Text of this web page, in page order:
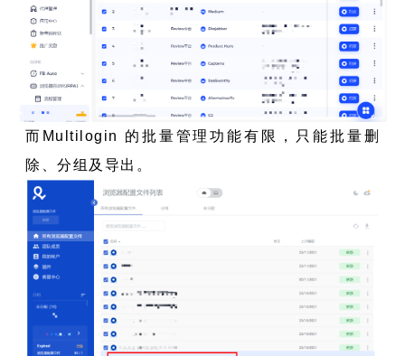
而Multilogin 的批量管理功能有限，只能批量删
除、分组及导出。